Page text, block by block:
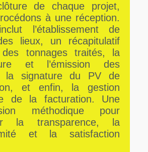
de chaque projet,
à une réception.
l’établissement de
lieux, un récapitulatif
des tonnages traités, la
et l’émission des
la signature du PV de
et enfin, la gestion
de la facturation. Une
méthodique pour
la transparence, la
et la satisfaction